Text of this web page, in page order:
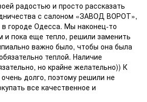
радостью и просто рассказать
с салоном «ЗАВОД ВОРОТ»,
городе Одесса. Мы наконец-то
и пока еще тепло, решили заменить
важно было, чтобы она была
теплой. Наличие
но крайне желательно)) К
долго, поэтому решили не
все качественное и